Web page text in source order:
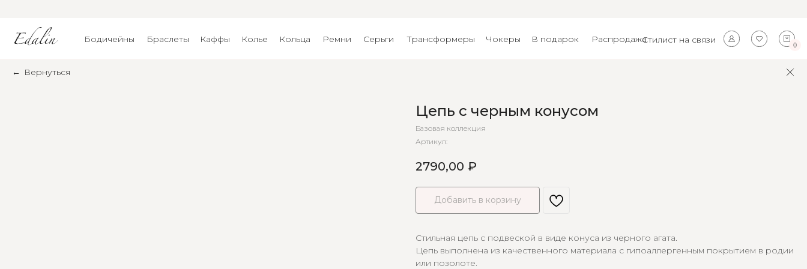
0
Стилист на связи
Бодичейны Колье Кольца
Браслеты Серьги В подарок
Ремни Чокеры
Каффы Распродажа
Трансформеры
Вернуться
←
Цепь с черным конусом
Базовая коллекция
Артикул:
2790,00 ₽
Добавить в корзину
Стильная цепь с подвеской в виде конуса из черного агата.
Цепь выполнена из качественного материала с гипоаллергенным покрытием в родии
или позолоте.